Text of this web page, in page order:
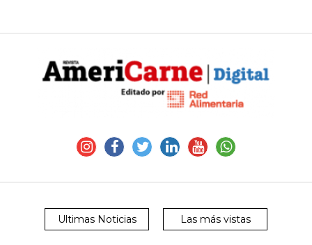
Ultimas Noticias Las más vistas